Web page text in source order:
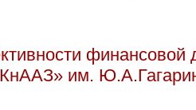
финансовой
им.